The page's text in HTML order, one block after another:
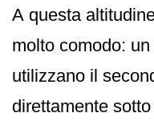
A questa
molto comodo:
utilizzano il
direttamente